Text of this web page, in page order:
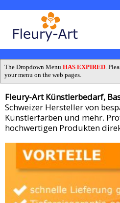
The Dropdown Menu HAS EXPIRED.
your menu on the web pages.
Fleury-Art Künstlerbedarf,
Schweizer Hersteller von
Künstlerfarben und mehr.
hochwertigen Produkten